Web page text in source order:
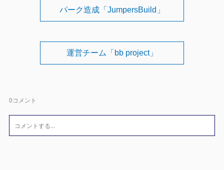
パーク造成「JumpersBuild」
運営チーム「bb project」
0コメント